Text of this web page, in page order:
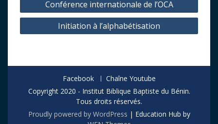
de
Conférence internationale de l’OCA
Initiation à l’alphabétisation
Facebook
Chaîne Youtube
Copyright 2020 - Institut Biblique Baptiste du Bénin.
Tous droits réservés.
Proudly powered by WordPress | Education Hub by